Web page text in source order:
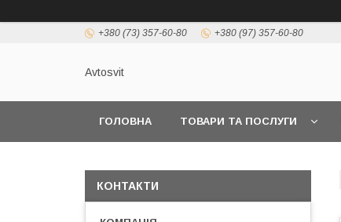
+380 (73) 357-60-80 +380 (97) 357-60-80
Avtosvit
ГОЛОВНА ТОВАРИ ТА ПОСЛУГИ
КОНТАКТИ